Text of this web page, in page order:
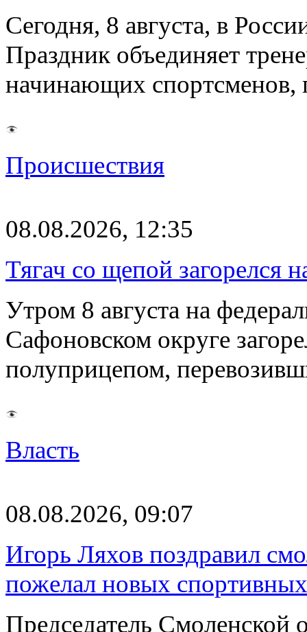
Сегодня, 8 августа, в
Праздник объединяет
начинающих
Происшествия
08.08.2026, 12:35
Тягач со щепой загорелся
Утром 8 августа на
Сафоновском округе
полуприцепом,
Власть
08.08.2026, 09:07
Игорь Ляхов поздравил
пожелал новых
Председатель